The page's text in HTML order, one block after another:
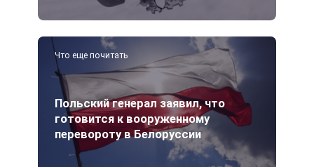
Что еще почитать
Польский генерал заявил, что
готовится к вооруженному
перевороту в Белоруссии